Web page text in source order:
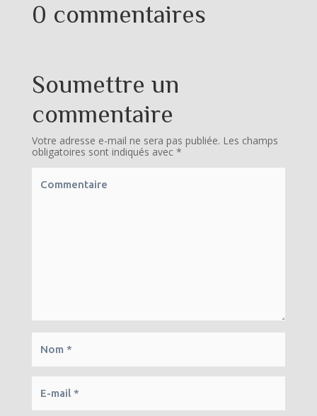
0 commentaires
Soumettre un
commentaire
Votre adresse e-mail ne sera pas publiée. Les champs
obligatoires sont indiqués avec *